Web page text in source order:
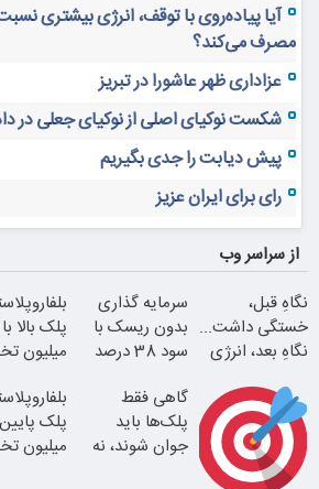
آیا پیاده‌روی با توقف، انرژی بیشتری
مصرف می‌کند؟
عزاداری ظهر عاشورا در تبریز
شکست نوکیای اصلی از نوکیای جعلی در
پیش دیابت را جدی بگیریم
رای برای ایران عزیز
از سراسر وب
نگاهِ قبل،
خستگی داشت...
نگاهِ بعد، انرژی
سرمایه گذاری
بدون ریسک با
سود 38 درصد
میلیون
گاهی فقط
پلک‌ها باید
جوان شوند، نه
میلیون